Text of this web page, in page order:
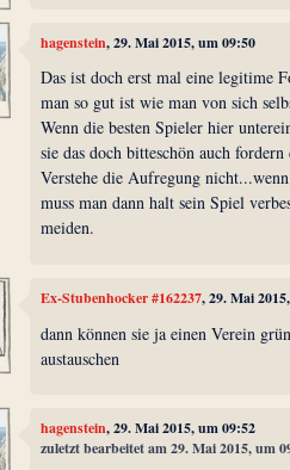
hagenstein, 29. Mai 2015, um 09:50
Das ist doch erst mal eine legitime
man so gut ist wie man von sich
Wenn die besten Spieler hier
sie das doch bitteschön auch
Verstehe die Aufregung
muss man dann halt sein Spiel
meiden.
Ex-Stubenhocker #162237, 29. Mai
dann können sie ja einen Verein
austauschen
hagenstein, 29. Mai 2015, um 09:52
zuletzt bearbeitet am 29. Mai 2015, um